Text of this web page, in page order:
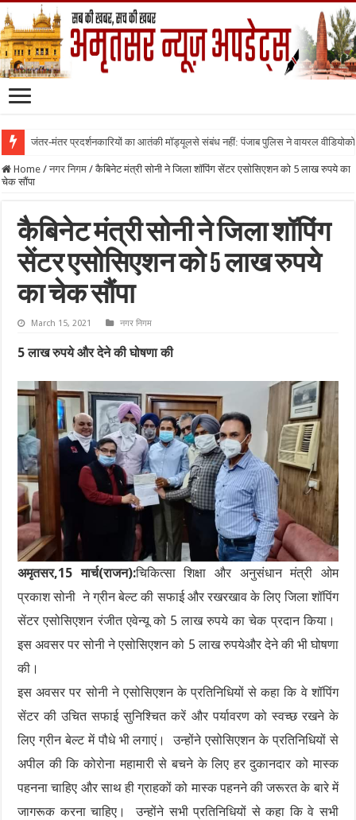
जंतर-मंतर प्रदर्शनकारियों का आतंकी मॉड्यूलसे संबंध नहीं: पंजाब पुलिस ने वायरल वीडियोको
Home / नगर निगम / कैबिनेट मंत्री सोनी ने जिला शॉपिंग सेंटर एसोसिएशन को 5 लाख रुपये का
चेक सौंपा
कैबिनेट मंत्री सोनी ने जिला शॉपिंग
सेंटर एसोसिएशन को 5 लाख रुपये
का चेक सौंपा
March 15, 2021 नगर निगम
5 लाख रुपये और देने की घोषणा की
अमृतसर,15 मार्च(राजन):चिकित्सा शिक्षा और अनुसंधान मंत्री ओम
प्रकाश सोनी ने ग्रीन बेल्ट की सफाई और रखरखाव के लिए जिला शॉपिंग
सेंटर एसोसिएशन रंजीत एवेन्यू को 5 लाख रुपये का चेक प्रदान किया।
इस अवसर पर सोनी ने एसोसिएशन को 5 लाख रुपयेऔर देने की भी घोषणा
की।
इस अवसर पर सोनी ने एसोसिएशन के प्रतिनिधियों से कहा कि वे शॉपिंग
सेंटर की उचित सफाई सुनिश्चित करें और पर्यावरण को स्वच्छ रखने के
लिए ग्रीन बेल्ट में पौधे भी लगाएं। उन्होंने एसोसिएशन के प्रतिनिधियों से
अपील की कि कोरोना महामारी से बचने के लिए हर दुकानदार को मास्क
पहनना चाहिए और साथ ही ग्राहकों को मास्क पहनने की जरूरत के बारे में
जागरूक करना चाहिए। उन्होंने सभी प्रतिनिधियों से कहा कि वे सभी